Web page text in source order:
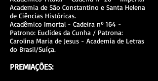
Academia de São Constantino e Santa Helena
de Ciências Históricas.
Acadêmico Imortal - Cadeira nº 164 -
Patrono: Euclides da Cunha / Patrona:
Carolina Maria de Jesus - Academia de Letras
do Brasil/Suíça.
PREMIAÇÕES: